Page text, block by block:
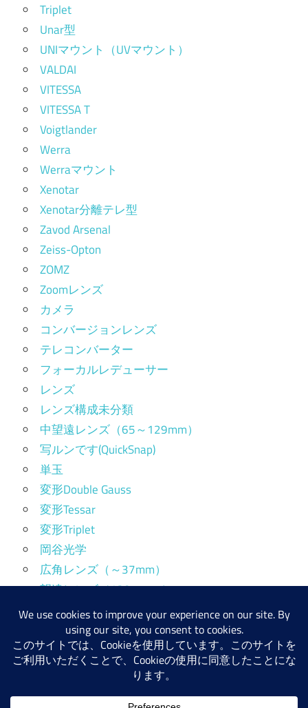
Triplet
Unar型
UNIマウント（UVマウント）
VALDAI
VITESSA
VITESSA T
Voigtlander
Werra
Werraマウント
Xenotar
Xenotar分離テレ型
Zavod Arsenal
Zeiss-Opton
ZOMZ
Zoomレンズ
カメラ
コンバージョンレンズ
テレコンバーター
フォーカルレデューサー
レンズ
レンズ構成未分類
中望遠レンズ（65～129mm）
写ルンです(QuickSnap)
単玉
変形Double Gauss
変形Tessar
変形Triplet
岡谷光学
広角レンズ（～37mm）
望遠レンズ（130mm～）
標準レンズ（38～64mm）
産業用レンズ